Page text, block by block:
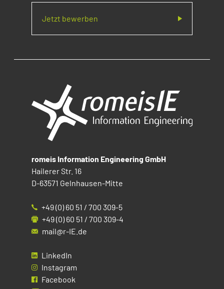
Jetzt bewerben
romeis Information Engineering GmbH
Hailerer Str. 16
D-63571 Gelnhausen-Mitte
+49 (0) 60 51 / 700 309-5
+49 (0) 60 51 / 700 309-4
mail@r-IE.de
LinkedIn
Instagram
Facebook